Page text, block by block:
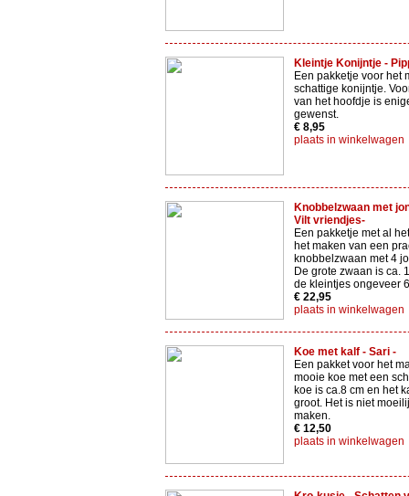
Kleintje Konijntje -
Een pakketje voor het
schattige konijntje.
van het hoofdje is
gewenst.
€ 8,95
plaats in winkelwagen
Knobbelzwaan met
Vilt vriendjes-
Een pakketje met al
het maken van een
knobbelzwaan met 4
De grote zwaan is ca.
de kleintjes ongeveer
€ 22,95
plaats in winkelwagen
Koe met kalf - Sari -
Een pakket voor het
mooie koe met een
koe is ca.8 cm en het
groot. Het is niet
maken.
€ 12,50
plaats in winkelwagen